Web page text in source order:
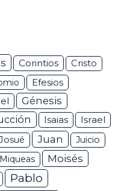
Corintios Cristo
Efesios
Génesis
Isaias Israel
Juan
Juicio
Miqueas Moisés
Pablo